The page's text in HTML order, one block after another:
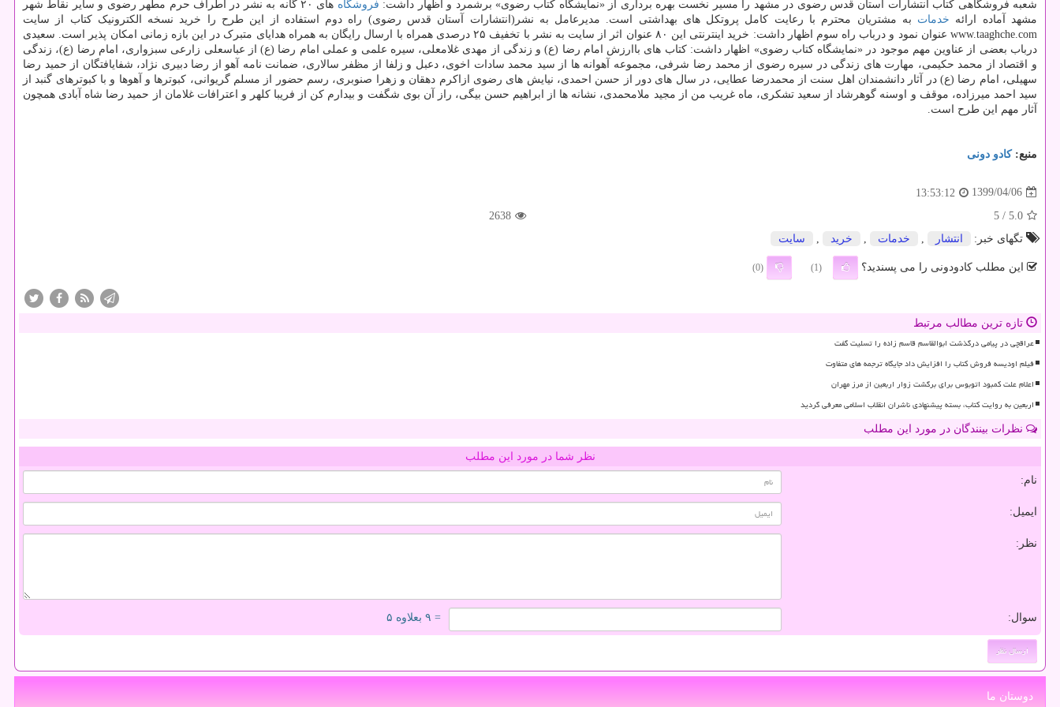
شعبه فروشگاهی کتاب انتشارات آستان قدس رضوی در مشهد را مسیر نخست بهره برداری از «نمایشگاه کتاب رضوی» برشمرد و اظهار داشت: فروشگاه
های ۲۰ گانه به نشر در اطراف حرم مطهر رضوی و سایر نقاط شهر
مشهد آماده ارائه خدمات به مشتریان محترم با رعایت کامل پروتکل های بهداشتی است. مدیرعامل به نشر(انتشارات آستان قدس رضوی) راه دوم استفاده از این طرح را خرید نسخه الکترونیک کتاب از سایت
www.taaghche.com عنوان نمود و درباب راه سوم اظهار داشت: خرید اینترنتی این ۸۰ عنوان اثر از سایت به نشر با تخفیف ۲۵ درصدی همراه با ارسال رایگان به همراه هدایای متبرک در این بازه زمانی امکان پذیر است. سعیدی
درباب بعضی از عناوین مهم موجود در «نمایشگاه کتاب رضوی» اظهار داشت: کتاب های باارزش امام رضا (ع) و زندگی از مهدی غلامعلی، سیره علمی و عملی امام رضا (ع) از عباسعلی زارعی سبزواری، امام رضا (ع)، زندگی
و اقتصاد از محمد حکیمی، مهارت های زندگی در سیره رضوی از محمد رضا شرفی، مجموعه آهوانه ها از سید محمد سادات اخوی، دعبل و زلفا از مظفر سالاری، ضمانت نامه آهو از رضا دبیری نژاد، شفایافتگان از حمید رضا
سهیلی، امام رضا (ع) در آثار دانشمندان اهل سنت از محمدرضا عطایی، در سال های دور از حسن احمدی، نیایش های رضوی ازاکرم دهقان و زهرا صنوبری، رسم حضور از مسلم گریوانی، کبوترها و آهوها و با کبوترهای گنبد از
سید احمد میرزاده، موقف و اوسنه گوهرشاد از سعید تشکری، ماه غریب من از مجید ملامحمدی، نشانه ها از ابراهیم حسن بیگی، راز آن بوی شگفت و بیدارم کن از فریبا کلهر و اعترافات غلامان از حمید رضا شاه آبادی همچون
آثار مهم این طرح است.
منبع:كادو دونی
1399/04/06
13:53:12
5.0
/ 5
2638
تگهای خبر:
انتشار خدمات خرید سایت
این مطلب کادودونی را می پسندید؟ (1)
(0)
تازه ترین مطالب مرتبط
عراقچی در پیامی درگذشت ابوالقاسم قاسم زاده را تسلیت گفت
فیلم اودیسه فروش کتاب را افزایش داد جایگاه ترجمه های متفاوت
اعلام علت کمبود اتوبوس برای برگشت زوار اربعین از مرز مهران
اربعین به روایت کتاب، بسته پیشنهادی ناشران انقلاب اسلامی معرفی گردید
نظرات بینندگان در مورد این مطلب
نظر شما در مورد این مطلب
نام:
ایمیل:
نظر:
سوال: = ۹ بعلاوه ۵
دوستان ما